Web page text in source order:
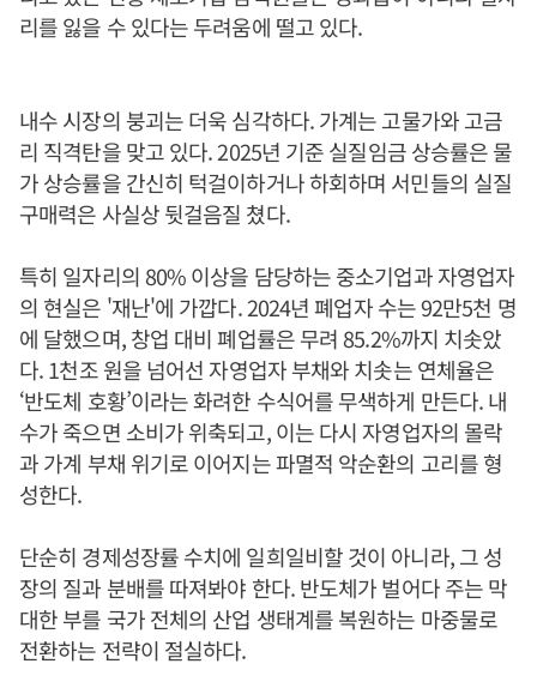
리를 잃을 수 있다는 두려움에 떨고 있다.
내수 시장의 붕괴는 더욱 심각하다. 가계는 고물가와 고금
리 직격탄을 맞고 있다. 2025년 기준 실질임금 상승률은 물
가 상승률을 간신히 턱걸이하거나 하회하며 서민들의 실질
구매력은 사실상 뒷걸음질 쳤다.
특히 일자리의 80% 이상을 담당하는 중소기업과 자영업자
의 현실은 '재난'에 가깝다. 2024년 폐업자 수는 92만5천 명
에 달했으며, 창업 대비 폐업률은 무려 85.2%까지 치솟았
다. 1천조 원을 넘어선 자영업자 부채와 치솟는 연체율은
‘반도체 호황’이라는 화려한 수식어를 무색하게 만든다. 내
수가 죽으면 소비가 위축되고, 이는 다시 자영업자의 몰락
과 가계 부채 위기로 이어지는 파멸적 악순환의 고리를 형
성한다.
단순히 경제성장률 수치에 일희일비할 것이 아니라, 그 성
장의 질과 분배를 따져봐야 한다. 반도체가 벌어다 주는 막
대한 부를 국가 전체의 산업 생태계를 복원하는 마중물로
전환하는 전략이 절실하다.